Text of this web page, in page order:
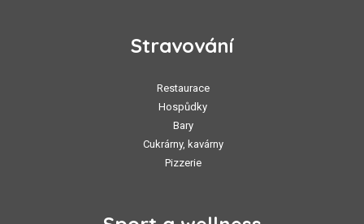
Stravování
Restaurace
Hospůdky
Bary
Cukrárny, kavárny
Pizzerie